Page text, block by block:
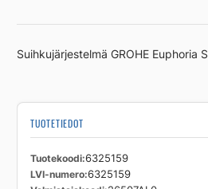
sadesuihk
Suihkujärjestelmä GROHE Euphoria
TUOTETIEDOT
Tuotekoodi 6325159
LVI-numero 6325159